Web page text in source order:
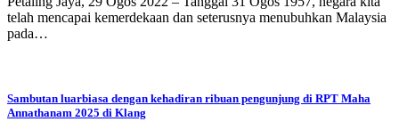
telah mencapai kemerdekaan dan seterusnya menubuhkan Malaysia
pada…
Sambutan luarbiasa dengan kehadiran ribuan pengunjung di RPT Maha
Annathanam 2025 di Klang